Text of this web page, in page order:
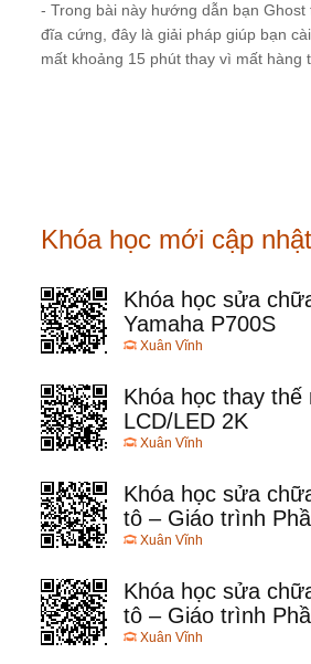
- Trong bài này hướng dẫn bạn
đĩa cứng, đây là giải pháp giúp bạn
mất khoảng 15 phút thay vì mất hàng
Khóa học mới cập nhật
Khóa học sửa
Yamaha P700S
Xuân Vĩnh
Khóa học thay thế
LCD/LED 2K
Xuân Vĩnh
Khóa học sửa
tô – Giáo trình
Xuân Vĩnh
Khóa học sửa
tô – Giáo trình
Xuân Vĩnh